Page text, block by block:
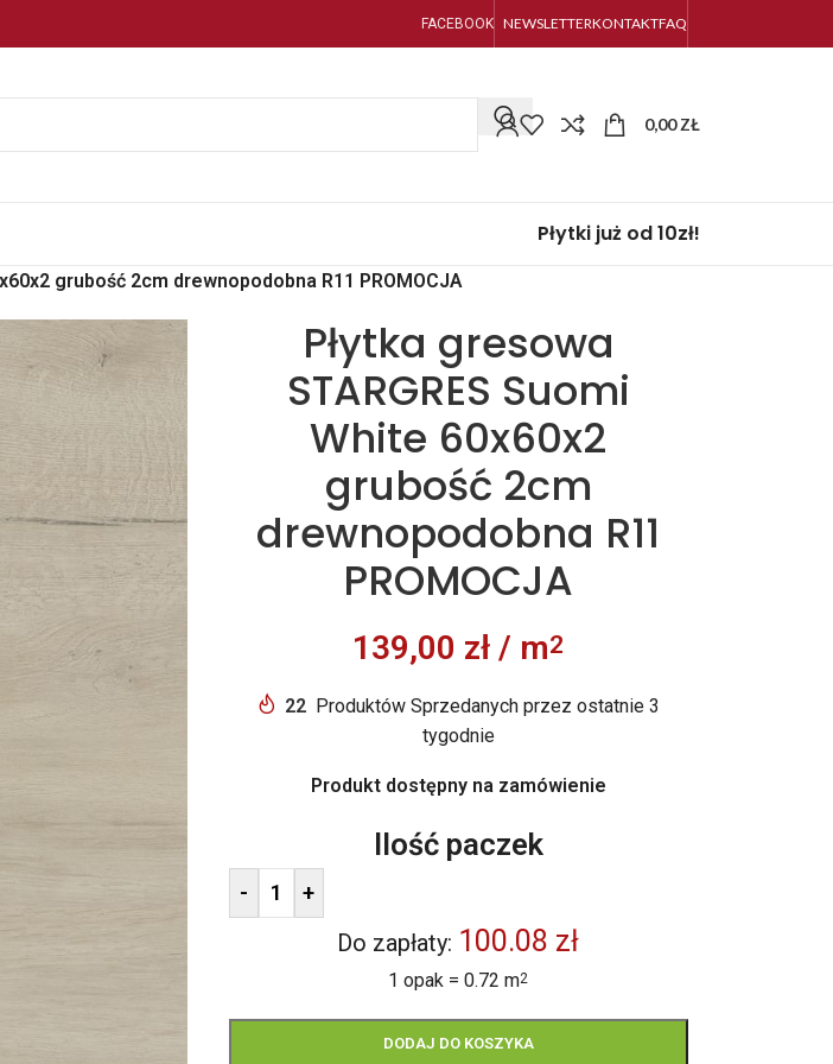
FACEBOOK NEWSLETTERKONTAKTFAQ
0,00ZŁ
Płytki już od 10zł!
grubość 2cm drewnopodobna R11 PROMOCJA
Płytka gresowa
STARGRES Suomi
White 60x60x2
grubość 2cm
drewnopodobna R11
PROMOCJA
139,00 zł / m2
22 Produktów Sprzedanych przez ostatnie 3
tygodnie
Produkt dostępny na zamówienie
Ilość paczek
- +
Do zapłaty: 100.08 zł
1 opak = 0.72 m2
DODAJ DO KOSZYKA